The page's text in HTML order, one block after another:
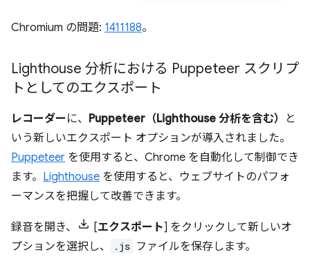
Chromium の問題: 1411188。
Lighthouse 分析における Puppeteer スクリプ
トとしてのエクスポート
レコーダー に、 Puppeteer（Lighthouse 分析を含む）
と
いう新しいエクスポート オプションが導入されました。
Puppeteer を使用すると、Chrome を自動化して制御でき
ます。 Lighthouse を使用すると、ウェブサイトのパフォ
ーマンスを把握して改善できます。
録音を開き、 [エクスポート] をクリックして新しいオ
プションを選択し、
.js ファイルを保存します。